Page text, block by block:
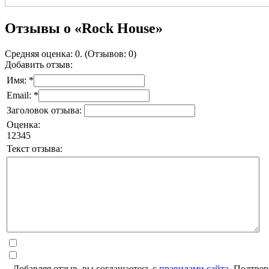
Отзывы о «Rock House»
Средняя оценка: 0. (Отзывов: 0)
Добавить отзыв:
Имя: *
Email: *
Заголовок отзыва:
Оценка:
1 2345
Текст отзыва: